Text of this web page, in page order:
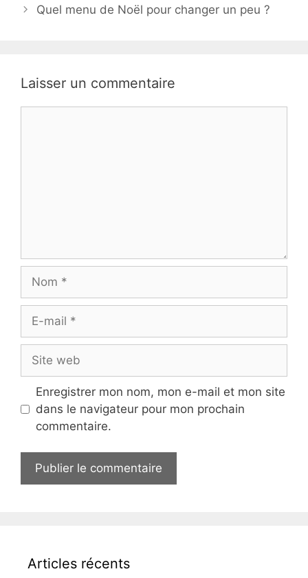
Quel menu de Noël pour changer un peu ?
Laisser un commentaire
mail
web
Enregistrer mon nom, mon e-mail et mon site
dans le navigateur pour mon prochain
commentaire.
Articles récents